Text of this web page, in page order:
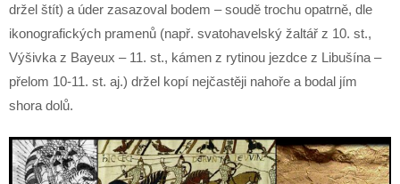
držel štít) a úder zasazoval bodem – soudě trochu opatrně, dle
ikonografických pramenů (např. svatohavelský žaltář z 10. st.,
Výšivka z Bayeux – 11. st., kámen z rytinou jezdce z Libušína –
přelom 10-11. st. aj.) držel kopí nejčastěji nahoře a bodal jím
shora dolů.